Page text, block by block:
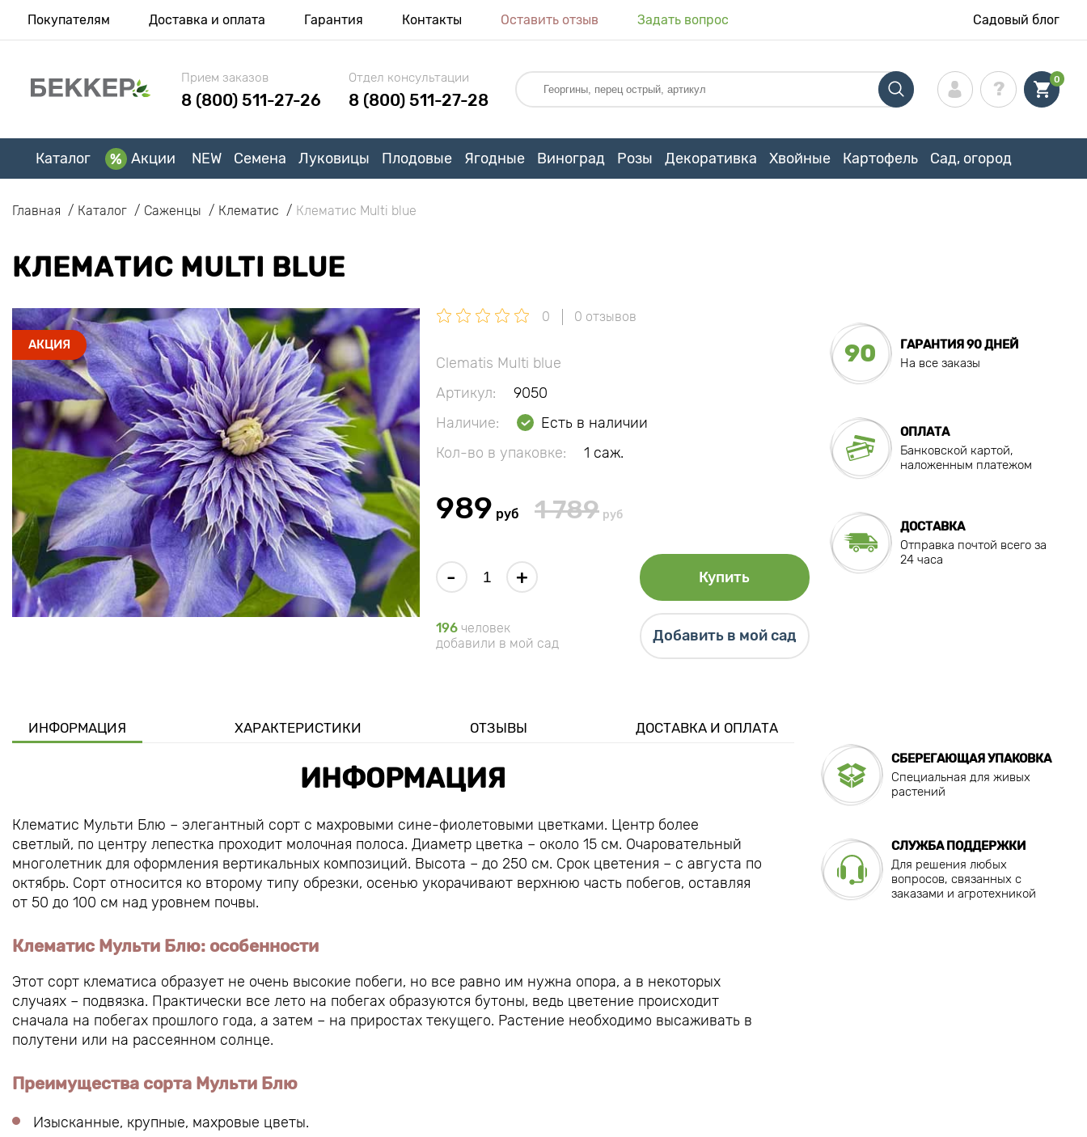
Покупателям Доставка и оплата Гарантия Контакты Оставить отзыв Задать вопрос Садовый блог
Прием заказов
8 (800) 511-27-26
Отдел консультации
8 (800) 511-27-28
0
Каталог Акции NEW Семена Луковицы Плодовые Ягодные Виноград Розы Декоративка Хвойные Картофель Сад, огород
Главная Каталог Саженцы Клематис Клематис Multi blue
КЛЕМАТИС MULTI BLUE
АКЦИЯ
0 0 отзывов
Clematis Multi blue
Артикул:
9050
Наличие:
Есть в наличии
Кол-во в упаковке:
1 саж.
989 руб 1 789 руб
- + Купить
196 человек
добавили в мой сад
Добавить в мой сад
90
ГАРАНТИЯ 90 ДНЕЙ
На все заказы
ОПЛАТА
Банковской картой,
наложенным платежом
ДОСТАВКА
Отправка почтой всего за
24 часа
ИНФОРМАЦИЯ ХАРАКТЕРИСТИКИ ОТЗЫВЫ ДОСТАВКА И ОПЛАТА
ИНФОРМАЦИЯ
Клематис Мульти Блю – элегантный сорт с махровыми сине-фиолетовыми цветками. Центр более
светлый, по центру лепестка проходит молочная полоса. Диаметр цветка – около 15 см. Очаровательный
многолетник для оформления вертикальных композиций. Высота – до 250 см. Срок цветения – с августа по
октябрь. Сорт относится ко второму типу обрезки, осенью укорачивают верхнюю часть побегов, оставляя
от 50 до 100 см над уровнем почвы.
Клематис Мульти Блю: особенности
Этот сорт клематиса образует не очень высокие побеги, но все равно им нужна опора, а в некоторых
случаях – подвязка. Практически все лето на побегах образуются бутоны, ведь цветение происходит
сначала на побегах прошлого года, а затем – на приростах текущего. Растение необходимо высаживать в
полутени или на рассеянном солнце.
Преимущества сорта Мульти Блю
Изысканные, крупные, махровые цветы.
СБЕРЕГАЮЩАЯ УПАКОВКА
Специальная для живых
растений
СЛУЖБА ПОДДЕРЖКИ
Для решения любых
вопросов, связанных с
заказами и агротехникой